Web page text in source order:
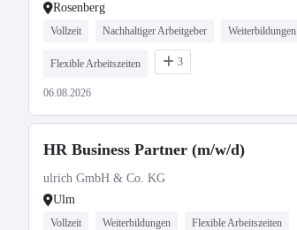
Rosenberg
Vollzeit Nachhaltiger Arbeitgeber Weiterbildungen
Flexible Arbeitszeiten 3
06.08.2026
HR Business Partner (m/w/d)
ulrich GmbH & Co. KG
Ulm
Vollzeit Weiterbildungen Flexible Arbeitszeiten